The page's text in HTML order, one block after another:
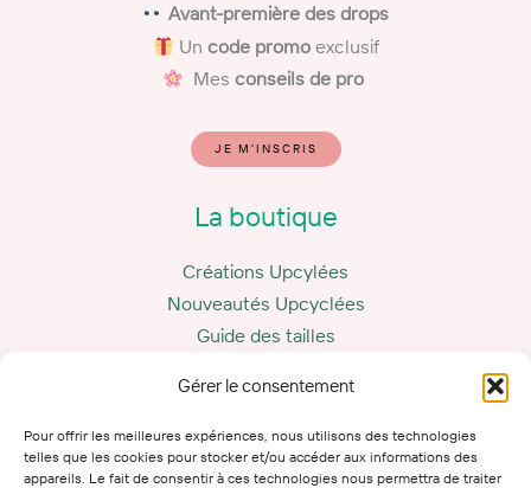
Gérer le consentement
Pour offrir les meilleures expériences, nous utilisons des technologies
telles que les cookies pour stocker et/ou accéder aux informations des
appareils. Le fait de consentir à ces technologies nous permettra de traiter
​Avant-première des drops
Un code promoexclusif
Mesconseils de pro
JE M'INSCRIS
La boutique
Créations Upcylées
Nouveautés Upcyclées
Guide des tailles
La marque